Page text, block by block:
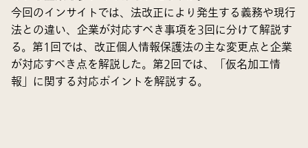
今回のインサイトでは、法改正により発生する義務や現行
法との違い、企業が対応すべき事項を3回に分けて解説す
る。第1回では、改正個人情報保護法の主な変更点と企業
が対応すべき点を解説した。第2回では、「仮名加工情
報」に関する対応ポイントを解説する。